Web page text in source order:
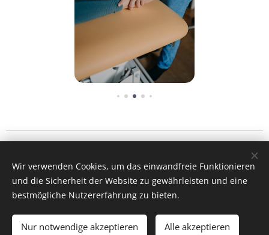
& cranio sacral balancing 2025
Imprint
Cookies
Languages
English
Deutsch
Wir verwenden Cookies, um das einwandfreie Funktionieren
und die Sicherheit der Website zu gewährleisten und eine
bestmögliche Nutzererfahrung zu bieten.
Nur notwendige akzeptieren Alle akzeptieren